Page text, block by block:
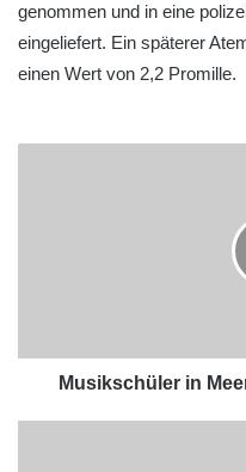
genommen und in eine
eingeliefert. Ein späterer
einen Wert von 2,2 Promille.
Musikschüler in